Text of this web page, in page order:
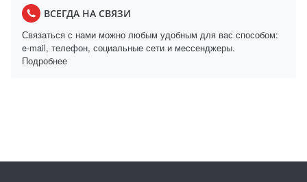
ВСЕГДА НА СВЯЗИ
Связаться с нами можно любым удобным для вас способом:
e-mail, телефон, социальные сети и мессенджеры.
Подробнее